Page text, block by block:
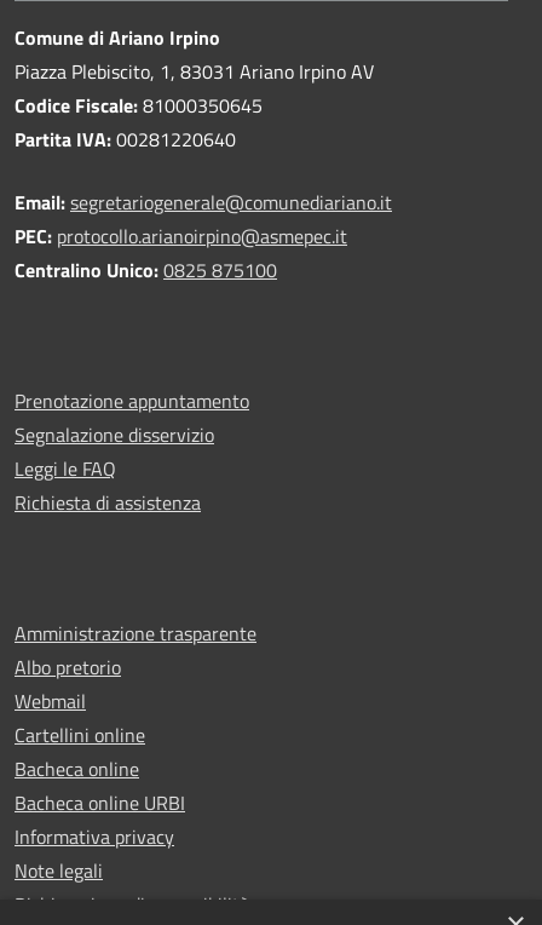
Comune di Ariano Irpino
Piazza Plebiscito, 1, 83031 Ariano Irpino AV
Codice Fiscale:81000350645
Partita IVA:00281220640
Email:segretariogenerale@comunediariano.it
PEC: protocollo.arianoirpino@asmepec.it
Centralino Unico:0825 875100
Prenotazione appuntamento
Segnalazione disservizio
Leggi le FAQ
Richiesta di assistenza
Amministrazione trasparente
Albo pretorio
Webmail
Cartellini online
Bacheca online
Bacheca online URBI
Informativa privacy
Note legali
Dichiarazione di accessibilità